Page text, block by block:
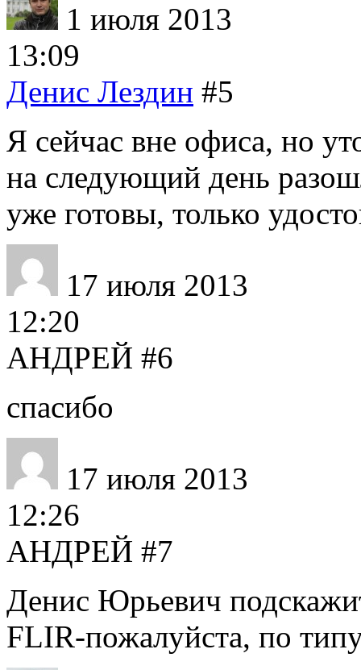
1 июля 2013
13:09
Денис Лездин #5
Я сейчас вне офиса, но
на следующий день
уже готовы, только
17 июля 2013
12:20
АНДРЕЙ #6
спасибо
17 июля 2013
12:26
АНДРЕЙ #7
Денис Юрьевич
FLIR-пожалуйста, по